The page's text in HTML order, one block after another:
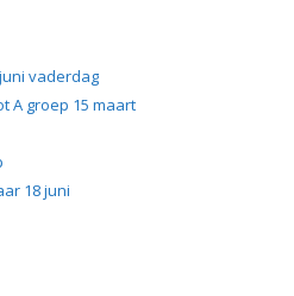
vaderdag
A groep 15 maart
18 juni